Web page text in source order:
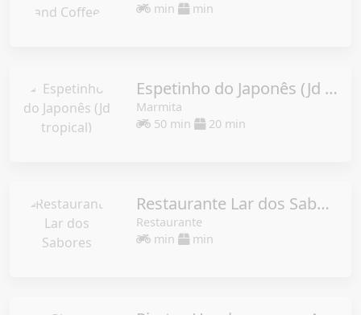
min
min
Espetinho do Japonês (Jd tropical)
Marmita
50 min
20 min
Restaurante Lar dos Sabores
Restaurante
min
min